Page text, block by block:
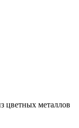
цветных металлов